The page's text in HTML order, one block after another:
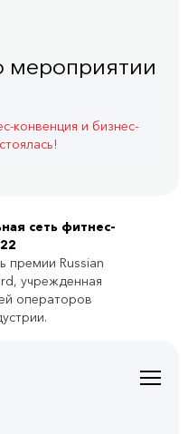
мероприятии
конвенция и бизнес-
сеть фитнес-
премии Russian
учрежденная
операторов